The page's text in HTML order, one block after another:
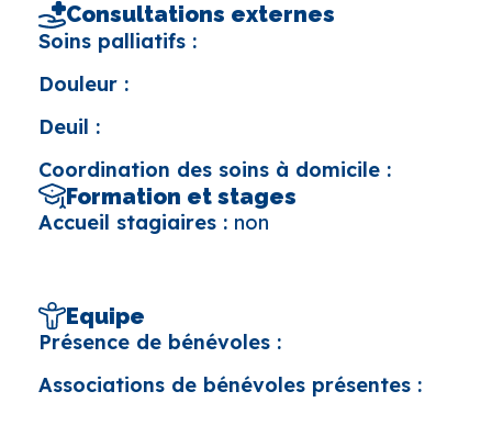
Consultations externes
Soins palliatifs :
Douleur :
Deuil :
Coordination des soins à domicile :
Formation et stages
Accueil stagiaires : non
Equipe
Présence de bénévoles :
Associations de bénévoles présentes :